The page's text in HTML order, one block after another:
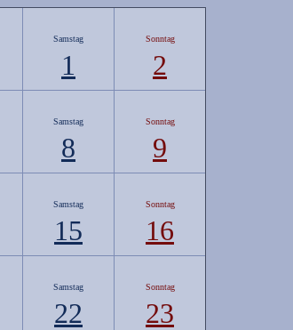
Samstag
1
Sonntag
2
Samstag
8
Sonntag
9
Samstag
15
Sonntag
16
Samstag
22
Sonntag
23